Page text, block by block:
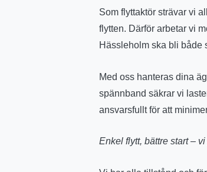
Som flyttaktör strävar vi
flytten. Därför arbetar vi
Hässleholm ska bli både
Med oss hanteras dina
spännband säkrar vi
ansvarsfullt för att
Enkel flytt, bättre start –